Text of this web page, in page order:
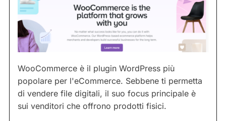
WooCommerce è il plugin WordPress più
popolare per l'eCommerce. Sebbene ti permetta
di vendere file digitali, il suo focus principale è
sui venditori che offrono prodotti fisici.